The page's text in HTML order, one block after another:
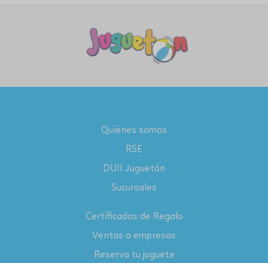
Quiénes somos
RSE
DUII Juguetón
Sucursales
Certificados de Regalo
Ventas a empresas
Reserva tu juguete